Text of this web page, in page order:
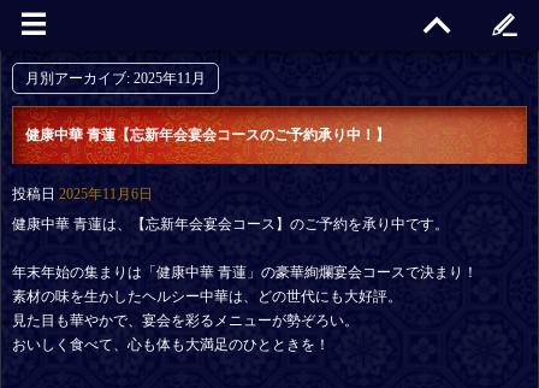
月別アーカイブ: 2025年11月
健康中華 青蓮【忘新年会宴会コースのご予約承り中！】
投稿日 2025年11月6日
健康中華 青蓮は、【忘新年会宴会コース】のご予約を承り中です。
年末年始の集まりは「健康中華 青蓮」の豪華絢爛宴会コースで決まり！
素材の味を生かしたヘルシー中華は、どの世代にも大好評。
見た目も華やかで、宴会を彩るメニューが勢ぞろい。
おいしく食べて、心も体も大満足のひとときを！